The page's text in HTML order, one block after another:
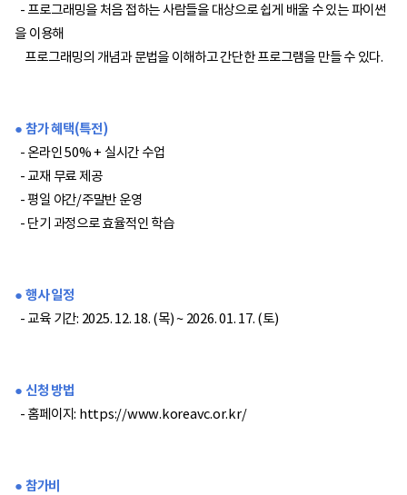
- 프로그래밍을 처음 접하는 사람들을 대상으로 쉽게 배울 수 있는 파이썬
을 이용해
프로그래밍의 개념과 문법을 이해하고 간단한 프로그램을 만들 수 있다.
● 참가 혜택(특전)
- 온라인 50% + 실시간 수업
- 교재 무료 제공
- 평일 야간/주말반 운영
- 단기 과정으로 효율적인 학습
● 행사 일정
- 교육 기간: 2025. 12. 18. (목) ~ 2026. 01. 17. (토)
● 신청 방법
- 홈페이지: https://www.koreavc.or.kr/
● 참가비